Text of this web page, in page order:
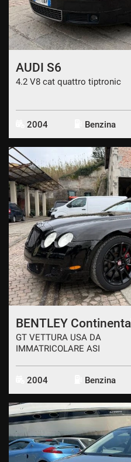
AUDI S6
4.2 V8 cat quattro tiptronic
2004 Benzina
BENTLEY Continental
GT VETTURA USA DA
IMMATRICOLARE ASI
2004 Benzina